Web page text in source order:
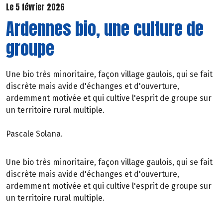
Le 5 février 2026
Ardennes bio, une culture de
groupe
Une bio très minoritaire, façon village gaulois, qui se fait
discrète mais avide d'échanges et d'ouverture,
ardemment motivée et qui cultive l'esprit de groupe sur
un territoire rural multiple.
Pascale Solana.
Une bio très minoritaire, façon village gaulois, qui se fait
discrète mais avide d'échanges et d'ouverture,
ardemment motivée et qui cultive l'esprit de groupe sur
un territoire rural multiple.